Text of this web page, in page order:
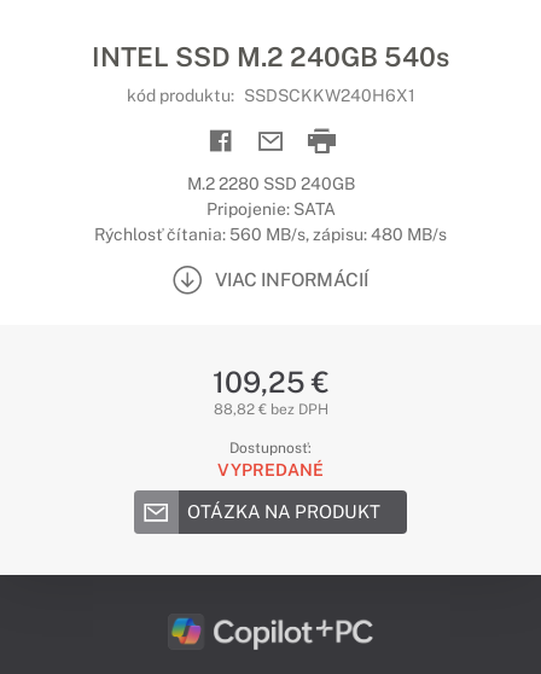
INTEL SSD M.2 240GB 540s
kód produktu: SSDSCKKW240H6X1
M.2 2280 SSD 240GB
Pripojenie: SATA
Rýchlosť čítania: 560 MB/s, zápisu: 480 MB/s
VIAC INFORMÁCIÍ
109,25 €
88,82 € bez DPH
Dostupnosť:
VYPREDANÉ
OTÁZKA NA PRODUKT